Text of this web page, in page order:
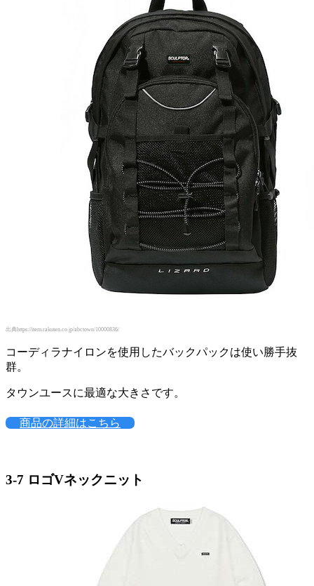
出典https://item.rakuten.co.jp/abctown/10000836/
コーディラナイロンを使用したバックパックは使い勝手抜
群。
タウンユースに最適な大きさです。
商品の詳細はこちら
3-7 ロゴVネックニット